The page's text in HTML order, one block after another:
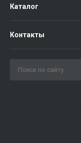
Каталог
Контакты